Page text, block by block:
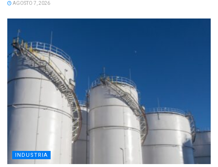
AGOSTO 7, 2026
INDUSTRIA